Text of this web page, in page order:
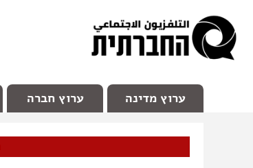
ערוץ מדינה ערוץ חברה